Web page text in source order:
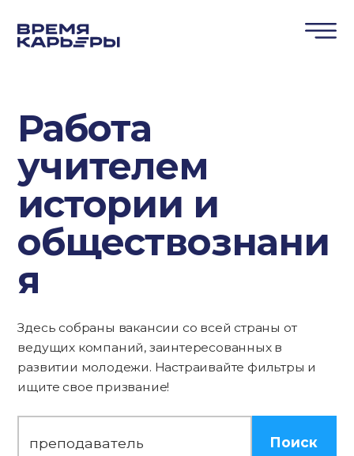
Работа
учителем
истории и
обществознани
я
Здесь собраны вакансии со всей страны от
ведущих компаний, заинтересованных в
развитии молодежи. Настраивайте фильтры и
ищите свое призвание!
Поиск